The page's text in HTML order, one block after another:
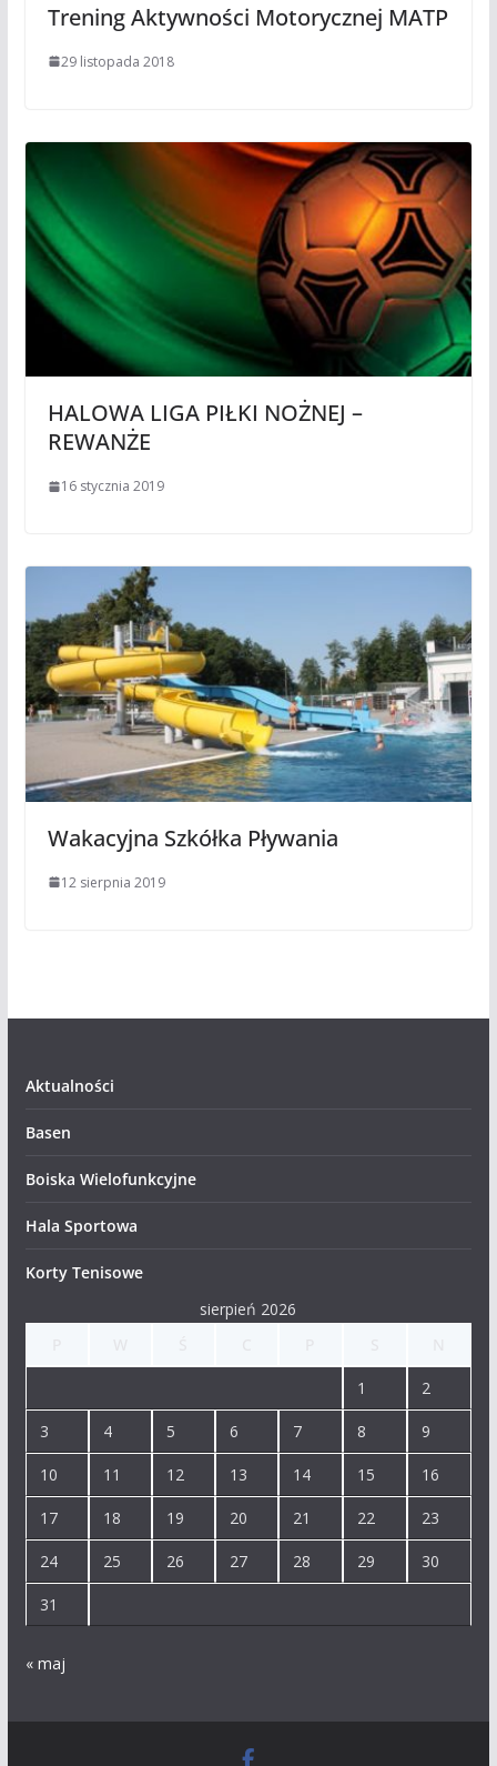
Trening Aktywności Motorycznej MATP
29 listopada 2018
HALOWA LIGA PIŁKI NOŻNEJ –
REWANŻE
16 stycznia 2019
Wakacyjna Szkółka Pływania
12 sierpnia 2019
Aktualności
Basen
Boiska Wielofunkcyjne
Hala Sportowa
Korty Tenisowe
sierpień 2026
1 2
3 4 5 6 7 8 9
10 11 12 13 14 15 16
17 18 19 20 21 22 23
24 25 26 27 28 29 30
31
« maj